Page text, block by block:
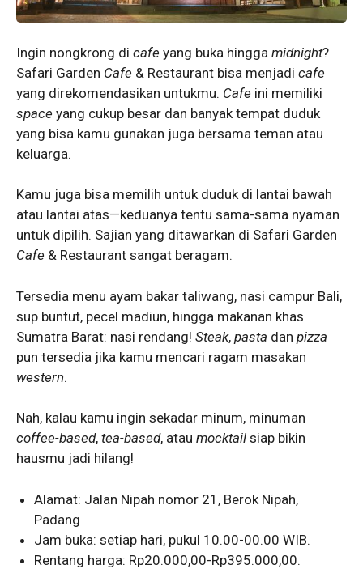
Ingin nongkrong di cafe yang buka hingga midnight?
Safari Garden Cafe & Restaurant bisa menjadi cafe
yang direkomendasikan untukmu. Cafe ini memiliki
space yang cukup besar dan banyak tempat duduk
yang bisa kamu gunakan juga bersama teman atau
keluarga.
Kamu juga bisa memilih untuk duduk di lantai bawah
atau lantai atas—keduanya tentu sama-sama nyaman
untuk dipilih. Sajian yang ditawarkan di Safari Garden
Cafe & Restaurant sangat beragam.
Tersedia menu ayam bakar taliwang, nasi campur Bali,
sup buntut, pecel madiun, hingga makanan khas
Sumatra Barat: nasi rendang! Steak, pasta dan pizza
pun tersedia jika kamu mencari ragam masakan
western.
Nah, kalau kamu ingin sekadar minum, minuman
coffee-based, tea-based, atau mocktail siap bikin
hausmu jadi hilang!
Alamat: Jalan Nipah nomor 21, Berok Nipah,
Padang
Jam buka: setiap hari, pukul 10.00-00.00 WIB.
Rentang harga: Rp20.000,00-Rp395.000,00.